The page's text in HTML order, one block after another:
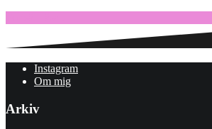
Instagram
Om mig
Arkiv